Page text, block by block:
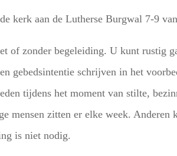
kerk aan de Lutherse Burgwal 7-9
of zonder begeleiding. U kunt rustig
gebedsintentie schrijven in het
tijdens het moment van stilte,
mensen zitten er elke week. Anderen
is niet nodig.